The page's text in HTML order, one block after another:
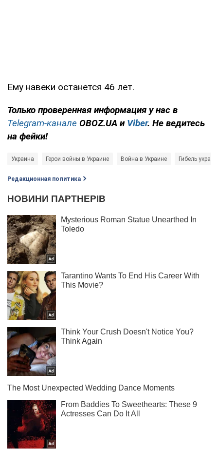
Ему навеки останется 46 лет.
Только проверенная информация у нас в
Telegram-канале OBOZ.UA и Viber. Не ведитесь
на фейки!
Украина Герои войны в Украине Война в Украине Гибель
Редакционная политика